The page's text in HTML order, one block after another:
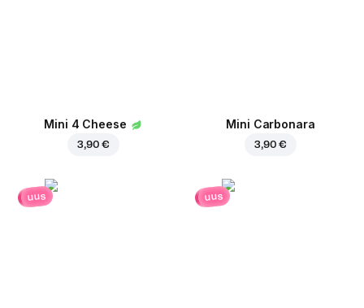
Mini 4 Cheese
3,90 €
Mini Carbonara
3,90 €
uus uus